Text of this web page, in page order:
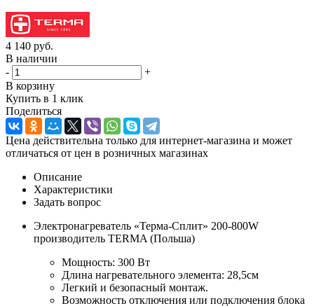
4 140 руб.
В наличии
-
+
В корзину
Купить в 1 клик
Поделиться
Цена действительна только для интернет-магазина и может
отличаться от цен в розничных магазинах
Описание
Характеристики
Задать вопрос
Электронагреватель «Терма-Сплит» 200-800W
производитель TERMA (Польша)
Мощность: 300 Вт
Длина нагревательного элемента: 28,5см
Легкий и безопасный монтаж.
Возможность отключения или подключения блока